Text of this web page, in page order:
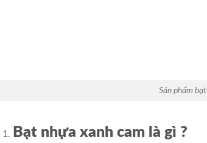
Sản phẩm
Bạt nhựa xanh cam là gì ?